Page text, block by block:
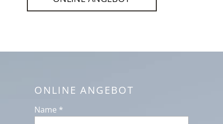
ONLINE ANGEBOT
Name *